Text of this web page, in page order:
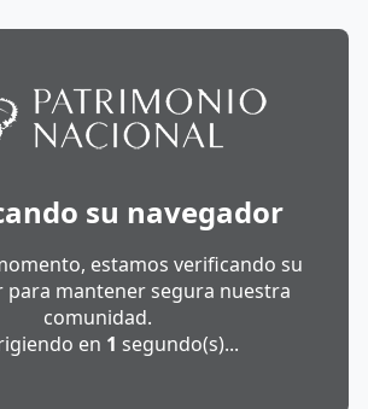
su navegador
estamos verificando su
para mantener segura nuestra
comunidad.
en 1 segundo(s)...